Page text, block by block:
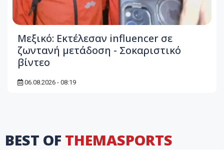
Μεξικό: Εκτέλεσαν influencer σε
ζωντανή μετάδοση - Σοκαριστικό
βίντεο
06.08.2026 - 08:19
BEST OF THEMASPORTS